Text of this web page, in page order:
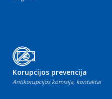
Korupcijos prevencija
Antikorupcijos komisija, kontaktai